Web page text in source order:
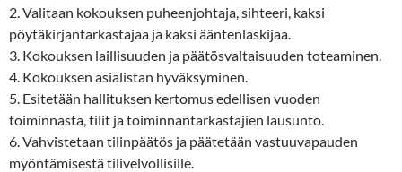
2. Valitaan kokouksen puheenjohtaja, sihteeri, kaksi
pöytäkirjantarkastajaa ja kaksi ääntenlaskijaa.
3. Kokouksen laillisuuden ja päätösvaltaisuuden toteaminen.
4. Kokouksen asialistan hyväksyminen.
5. Esitetään hallituksen kertomus edellisen vuoden
toiminnasta, tilit ja toiminnantarkastajien lausunto.
6. Vahvistetaan tilinpäätös ja päätetään vastuuvapauden
myöntämisestä tilivelvollisille.